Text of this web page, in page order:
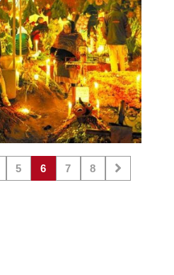
5 6 7 8